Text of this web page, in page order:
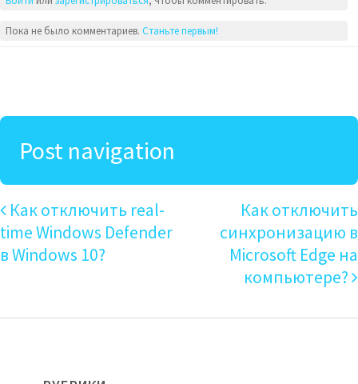
Пока не было комментариев. Станьте первым!
Post navigation
Как отключить real-
time Windows Defender
в Windows 10?
Как отключить
синхронизацию в
Microsoft Edge на
компьютере?